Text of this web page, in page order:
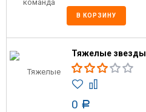
В КОРЗИНУ
Тяжелые звезды
0 Р